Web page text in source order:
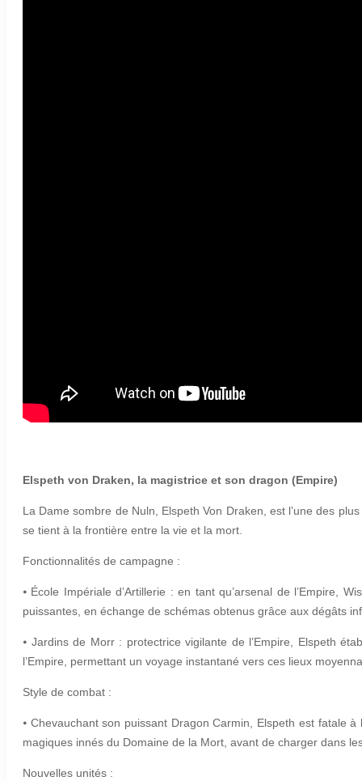
Elspeth von Draken, la magistrice et son dragon (Empire)
La Dame sombre de Nuln, Elspeth Von Draken, est l’une des
se tient à la frontière entre la vie et la mort.
Fonctionnalités de campagne :
⦁ École Impériale d’Artillerie : en tant qu’arsenal de l’Empire,
puissantes, en échange de schémas obtenus grâce aux dégâts
⦁ Jardins de Morr : protectrice vigilante de l’Empire, Elspeth
l’Empire, permettant un voyage instantané vers ces lieux
Style de combat :
⦁ Chevauchant son puissant Dragon Carmin, Elspeth est fatale
magiques innés du Domaine de la Mort, avant de charger dans
Nouvelles unités :